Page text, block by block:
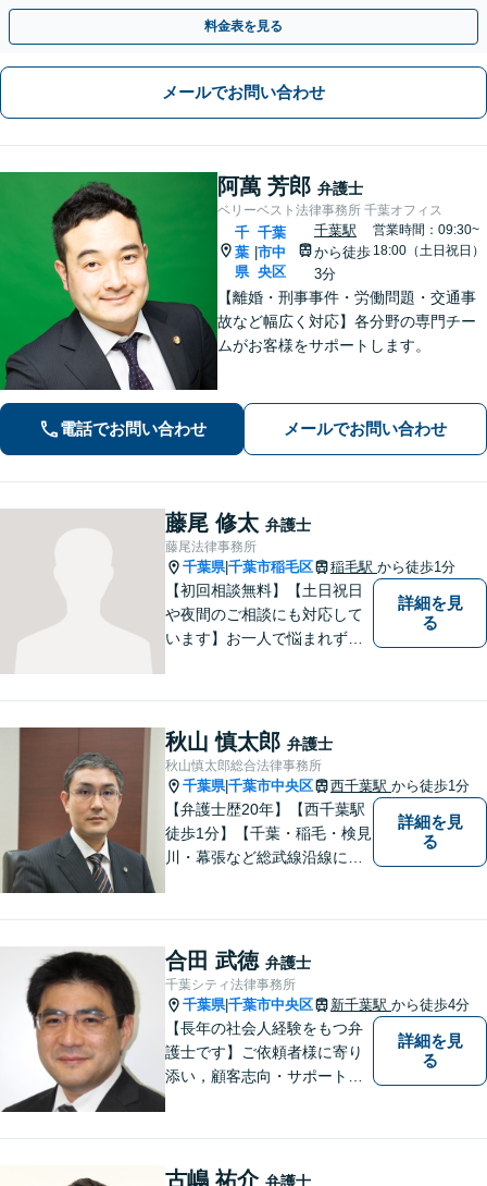
でスピード解決【出張相談OK】
料金表を見る
メールでお問い合わせ
阿萬 芳郎 弁護士
ベリーベスト法律事務所 千葉オフィス
千
葉
県
千葉
市中
央区
千葉駅
から徒歩
3分
営業時間：09:30~
18:00（土日祝日）
【離婚・刑事事件・労働問題・交通事
故など幅広く対応】各分野の専門チー
ムがお客様をサポートします。
電話でお問い合わせ メールでお問い合わせ
藤尾 修太 弁護士
藤尾法律事務所
千葉県|千葉市稲毛区 稲毛駅 から徒歩1分
【初回相談無料】【土日祝日
や夜間のご相談にも対応して
います】お一人で悩まれず、
詳細を見
る
秋山 慎太郎 弁護士
秋山慎太郎総合法律事務所
千葉県|千葉市中央区 西千葉駅 から徒歩1分
【弁護士歴20年】【西千葉駅
徒歩1分】【千葉・稲毛・検見
川・幕張など総武線沿線にお
などお気軽にお問い合わせく
ださい【個人／企業いずれも
対応実績あり】
詳細を見
る
合田 武徳 弁護士
千葉シティ法律事務所
千葉県|千葉市中央区 新千葉駅 から徒歩4分
【長年の社会人経験をもつ弁
護士です】ご依頼者様に寄り
添い，顧客志向・サポート精
応】ご相談者様の精神的負担
詳細を見
る
古嶋 祐介 弁護士